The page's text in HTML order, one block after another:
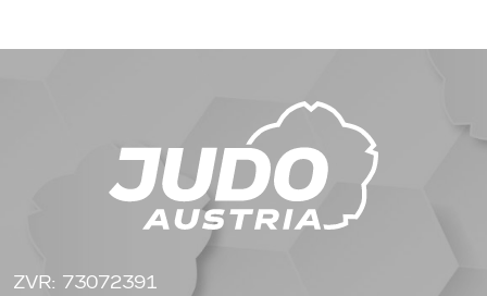
ZVR: 73072391